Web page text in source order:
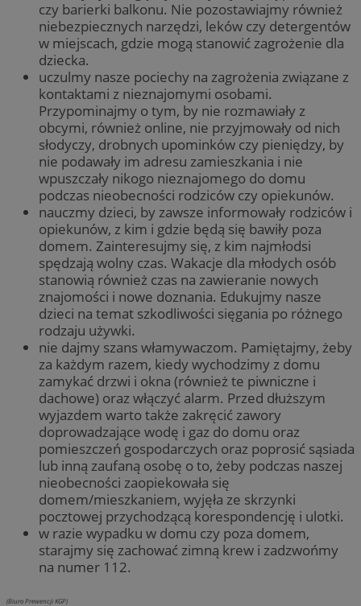
czy barierki balkonu. Nie pozostawiajmy również
niebezpiecznych narzędzi, leków czy detergentów
w miejscach, gdzie mogą stanowić zagrożenie dla
dziecka.
uczulmy nasze pociechy na zagrożenia związane z
kontaktami z nieznajomymi osobami.
Przypominajmy o tym, by nie rozmawiały z
obcymi, również online, nie przyjmowały od nich
słodyczy, drobnych upominków czy pieniędzy, by
nie podawały im adresu zamieszkania i nie
wpuszczały nikogo nieznajomego do domu
podczas nieobecności rodziców czy opiekunów.
nauczmy dzieci, by zawsze informowały rodziców i
opiekunów, z kim i gdzie będą się bawiły poza
domem. Zainteresujmy się, z kim najmłodsi
spędzają wolny czas. Wakacje dla młodych osób
stanowią również czas na zawieranie nowych
znajomości i nowe doznania. Edukujmy nasze
dzieci na temat szkodliwości sięgania po różnego
rodzaju używki.
nie dajmy szans włamywaczom. Pamiętajmy, żeby
za każdym razem, kiedy wychodzimy z domu
zamykać drzwi i okna (również te piwniczne i
dachowe) oraz włączyć alarm. Przed dłuższym
wyjazdem warto także zakręcić zawory
doprowadzające wodę i gaz do domu oraz
pomieszczeń gospodarczych oraz poprosić sąsiada
lub inną zaufaną osobę o to, żeby podczas naszej
nieobecności zaopiekowała się
domem/mieszkaniem, wyjęła ze skrzynki
pocztowej przychodzącą korespondencję i ulotki.
w razie wypadku w domu czy poza domem,
starajmy się zachować zimną krew i zadzwońmy
na numer 112.
(Biuro Prewencji KGP)